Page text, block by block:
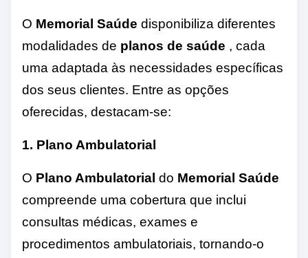
O Memorial Saúde disponibiliza diferentes
modalidades de planos de saúde , cada
uma adaptada às necessidades específicas
dos seus clientes. Entre as opções
oferecidas, destacam-se:
1. Plano Ambulatorial
O Plano Ambulatorial do Memorial Saúde
compreende uma cobertura que inclui
consultas médicas, exames e
procedimentos ambulatoriais, tornando-o